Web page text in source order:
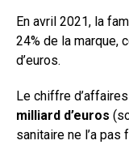
En avril 2021, la
24% de la marque,
d’euros.
Le chiffre
milliard d’euros
sanitaire ne l’a pas